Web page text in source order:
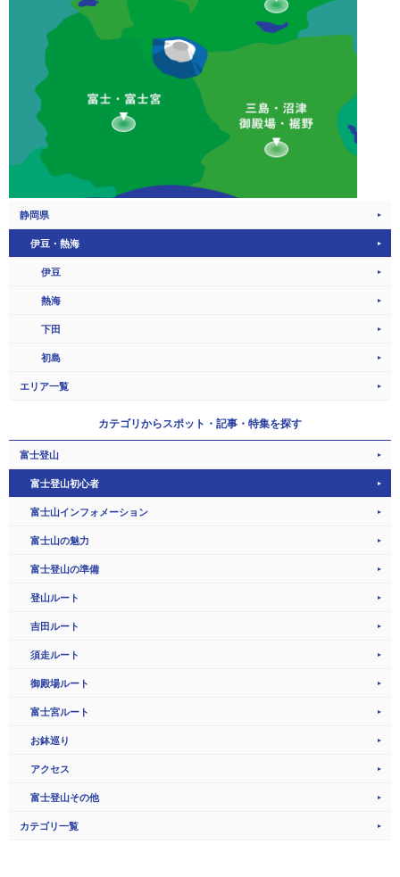
静岡県
伊豆・熱海
伊豆
熱海
下田
初島
エリア一覧
カテゴリからスポット・記事・特集を探す
富士登山
富士登山初心者
富士山インフォメーション
富士山の魅力
富士登山の準備
登山ルート
吉田ルート
須走ルート
御殿場ルート
富士宮ルート
お鉢巡り
アクセス
富士登山その他
カテゴリ一覧